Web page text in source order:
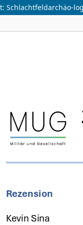
Schlachtfeldarchäo-